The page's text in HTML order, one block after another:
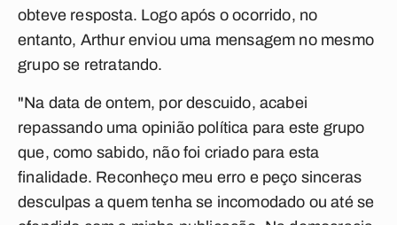
obteve resposta. Logo após o ocorrido, no
entanto, Arthur enviou uma mensagem no mesmo
grupo se retratando.
"Na data de ontem, por descuido, acabei
repassando uma opinião política para este grupo
que, como sabido, não foi criado para esta
finalidade. Reconheço meu erro e peço sinceras
desculpas a quem tenha se incomodado ou até se